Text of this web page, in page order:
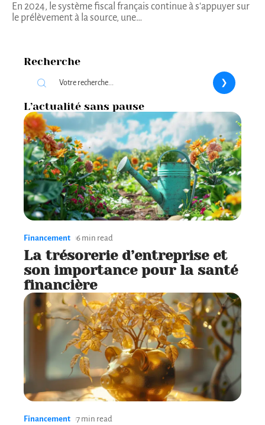
En 2024, le système fiscal français continue à s'appuyer sur
le prélèvement à la source, une…
Recherche
L’actualité sans pause
Financement 6 min read
La trésorerie d’entreprise et
son importance pour la santé
financière
Financement 7 min read